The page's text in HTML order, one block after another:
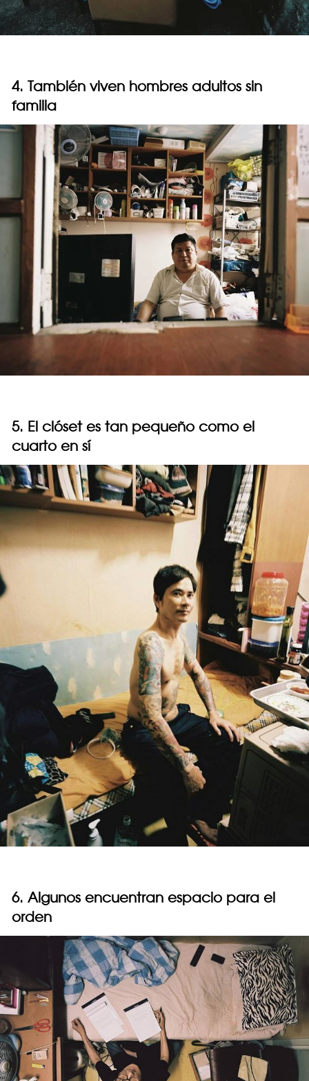
4. También viven hombres adultos sin
familia
5. El clóset es tan pequeño como el
cuarto en sí
6. Algunos encuentran espacio para el
orden